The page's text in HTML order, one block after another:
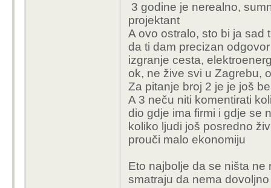
ok
takvih
prave
treba i
rade
mislio
neko
3 godine je nerealno,
projektant
A ovo ostralo, sto bi ja sad
da ti dam precizan
izgranje cesta,
ok, ne žive svi u Zagrebu,
Za pitanje broj 2 je je još
A 3 neču niti komentirati
dio gdje ima firmi i gdje se
koliko ljudi još posredno
prouči malo ekonomiju
Eto najbolje da se ništa ne
smatraju da nema